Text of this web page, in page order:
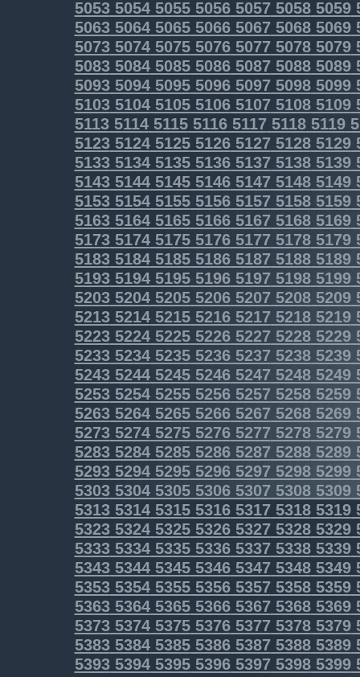
5053505450555056505750585059
5063506450655066506750685069
5073507450755076507750785079
5083508450855086508750885089
5093509450955096509750985099
5103510451055106510751085109
5113511451155116511751185119
5123512451255126512751285129
5133513451355136513751385139
5143514451455146514751485149
5153515451555156515751585159
5163516451655166516751685169
5173517451755176517751785179
5183518451855186518751885189
51935194519551965197 51985199
52035204520552065207 52085209
5213521452155216521752185219
52235224522552265227 52285229
52335234523552365237 52385239
52435244524552465247 52485249
52535254525552565257 52585259
52635264526552665267 52685269
52735274527552765277 52785279
52835284528552865287 52885289
52935294529552965297 52985299
53035304530553065307 53085309
5313531453155316531753185319
5323532453255326532753285329
5333533453355336533753385339
5343534453455346534753485349
5353535453555356535753585359
5363536453655366536753685369
5373537453755376537753785379
5383538453855386538753885389
5393539453955396539753985399